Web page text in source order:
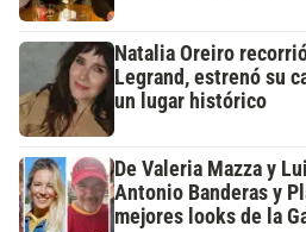
Natalia Oreiro
Legrand, estrenó su
un lugar histórico
De Valeria Mazza y
Antonio Banderas y
mejores looks de la